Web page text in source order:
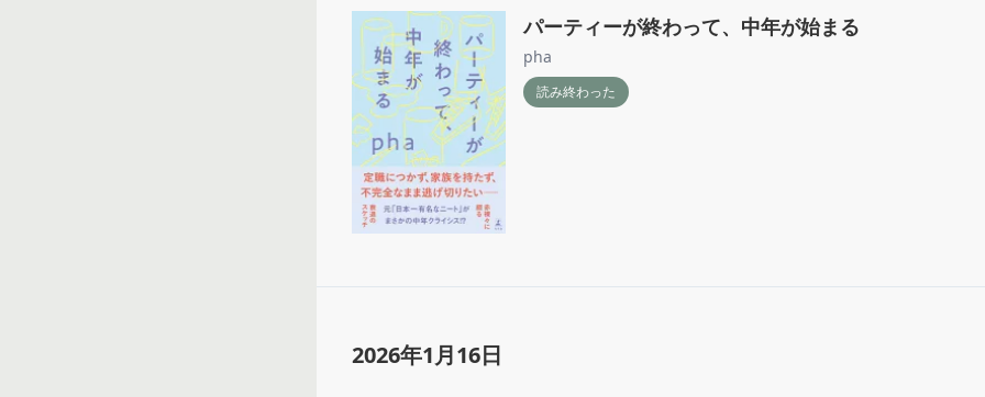
パーティーが終わって、中年が始まる
pha
読み終わった
2026年1月16日